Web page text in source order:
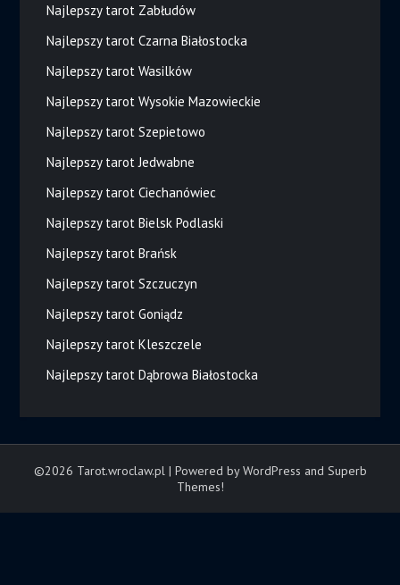
Najlepszy tarot Zabłudów
Najlepszy tarot Czarna Białostocka
Najlepszy tarot Wasilków
Najlepszy tarot Wysokie Mazowieckie
Najlepszy tarot Szepietowo
Najlepszy tarot Jedwabne
Najlepszy tarot Ciechanówiec
Najlepszy tarot Bielsk Podlaski
Najlepszy tarot Brańsk
Najlepszy tarot Szczuczyn
Najlepszy tarot Goniądz
Najlepszy tarot Kleszczele
Najlepszy tarot Dąbrowa Białostocka
©2026 Tarot.wroclaw.pl | Powered by WordPress and Superb
Themes!